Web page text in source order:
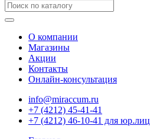
О компании
Магазины
Акции
Контакты
Онлайн-консультация
info@miraccum.ru
+7 (4212) 45-41-41
+7 (4212) 46-10-41 для юр.лиц